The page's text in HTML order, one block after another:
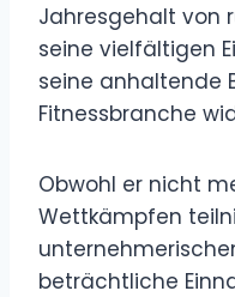
Jahresgehalt von
seine vielfältigen
seine anhaltende
Fitnessbranche
Obwohl er nicht
Wettkämpfen
beträchtliche